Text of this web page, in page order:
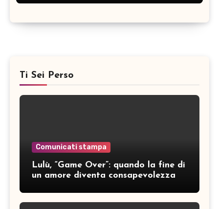
Ti Sei Perso
Comunicati stampa
Lulù, “Game Over”: quando la fine di
un amore diventa consapevolezza